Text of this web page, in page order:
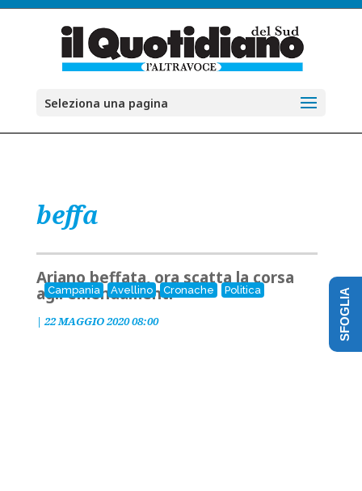
Seleziona una pagina
beffa
Campania Avellino Cronache Politica
Ariano beffata, ora scatta la corsa
agli emendamenti
| 22 MAGGIO 2020 08:00 SFOGLIA